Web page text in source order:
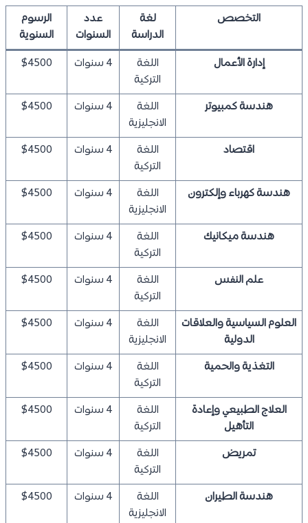
التخصص
لغة
الدراسة
عدد
السنوات
الرسوم
السنوية
إدارة الأعمال
اللغة
التركية
4 سنوات $4500
هندسة كمبيوتر
اللغة
الانجليزية
4 سنوات $4500
اقتصاد
اللغة
التركية
4 سنوات $4500
هندسة كهرباء وإلكترون
اللغة
الانجليزية
4 سنوات $4500
هندسة ميكانيك
اللغة
التركية
4 سنوات $4500
علم النفس
اللغة
التركية
4 سنوات $4500
العلوم السياسية والعلاقات
الدولية
اللغة
الانجليزية
4 سنوات $4500
التغذية والحمية
اللغة
التركية
4 سنوات $4500
العلاج الطبيعي وإعادة
التأهيل
اللغة
التركية
4 سنوات $4500
تمريض
اللغة
التركية
4 سنوات $4500
هندسة الطيران
اللغة
الانجليزية
4 سنوات $4500